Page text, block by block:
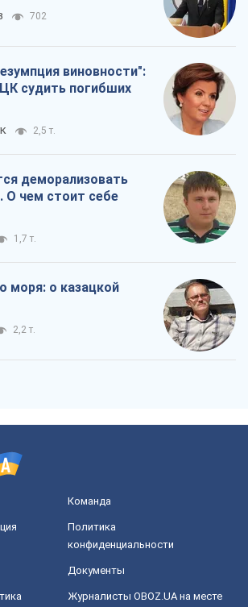
702
виновности":
судить погибших
2,5 т.
деморализовать
О чем стоит себе
1,7 т.
моря: о казацкой
2,2 т.
Команда
Политика
конфиденциальности
Документы
Журналисты OBOZ.UA на месте